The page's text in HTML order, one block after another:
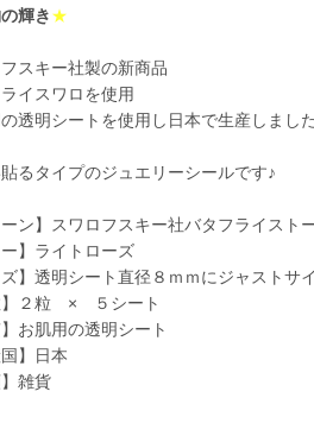
輝き★
スキー社製の新商品
イスワロを使用
透明シートを使用し日本で生産しました
るタイプのジュエリーシールです♪
ーン】スワロフスキー社バタフライスト
ー】ライトローズ
ズ】透明シート直径８ｍｍにジャストサ
】２粒 × ５シート
】お肌用の透明シート
国】日本
】雑貨